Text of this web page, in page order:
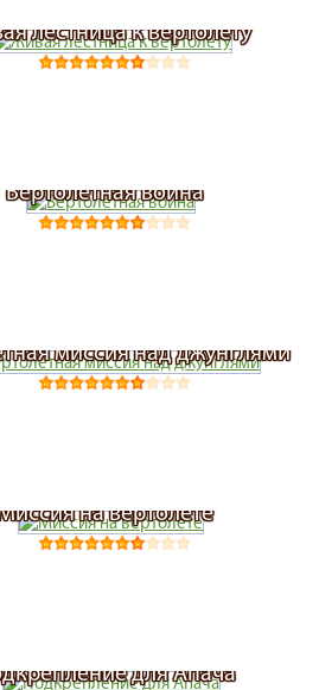
лестница к вертолету
Вертолетная война
миссия над джунглями
на вертолете
для Апача